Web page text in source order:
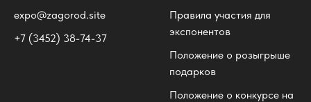
expo@zagorod.site
+7 (3452) 38-74-37
Правила участия для
экспонентов
Положение о розыгрыше
подарков
Положение о конкурсе на